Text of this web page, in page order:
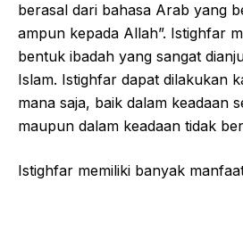
berasal dari bahasa Arab yang
ampun kepada Allah”. Istighfar
bentuk ibadah yang sangat
Islam. Istighfar dapat dilakukan
mana saja, baik dalam keadaan
maupun dalam keadaan tidak
Istighfar memiliki banyak